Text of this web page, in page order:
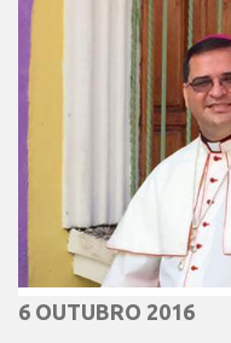
6 OUTUBRO 2016